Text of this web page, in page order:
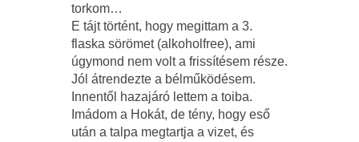
torkom…
E tájt történt, hogy megittam a 3.
flaska sörömet (alkoholfree), ami
úgymond nem volt a frissítésem része.
Jól átrendezte a bélműködésem.
Innentől hazajáró lettem a toiba.
Imádom a Hokát, de tény, hogy eső
után a talpa megtartja a vizet, és